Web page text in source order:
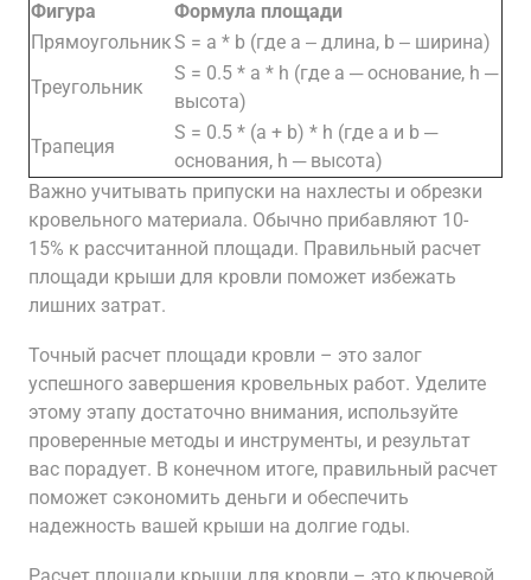
Фигура
Формула площади
ПрямоугольникS = a * b (где a ‒ длина, b ‒ ширина)
Треугольник
S = 0.5 * a * h (где a ─ основание, h ─
высота)
Трапеция
S = 0.5 * (a + b) * h (где a и b ─
основания, h ─ высота)
Важно учитывать припуски на нахлесты и обрезки
кровельного материала. Обычно прибавляют 10-
15% к рассчитанной площади. Правильный расчет
площади крыши для кровли поможет избежать
лишних затрат.
Точный расчет площади кровли – это залог
успешного завершения кровельных работ. Уделите
этому этапу достаточно внимания, используйте
проверенные методы и инструменты, и результат
вас порадует. В конечном итоге, правильный расчет
поможет сэкономить деньги и обеспечить
надежность вашей крыши на долгие годы.